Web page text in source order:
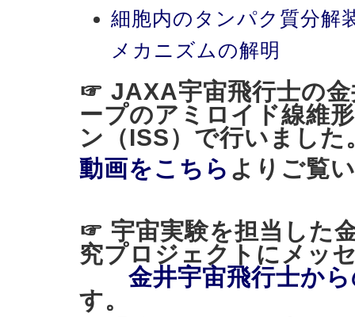
細胞内のタンパク質分解
メカニズムの解明
☞ JAXA宇宙飛行士の金
ープのアミロイド線維
ン（ISS）で行いました
動画をこちら よりご覧
☞ 宇宙実験を担当した
究プロジェクトにメッ
金井宇宙飛行士か
す。